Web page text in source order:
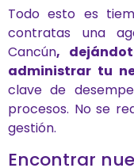
Todo esto es
contratas una
Cancún,
administrar tu
clave de
procesos. No se
gestión.
Encontrar